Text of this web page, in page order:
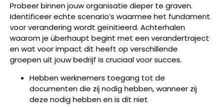
Probeer binnen jouw organisatie dieper te graven.
Identificeer echte scenario’s waarmee het fundament
voor verandering wordt geïnitieerd. Achterhalen
waarom je überhaupt begint met een verandertraject
en wat voor impact dit heeft op verschillende
groepen uit jouw bedrijf is cruciaal voor succes.
Hebben werknemers toegang tot de
documenten die zij nodig hebben, wanneer zij
deze nodig hebben en is dit niet